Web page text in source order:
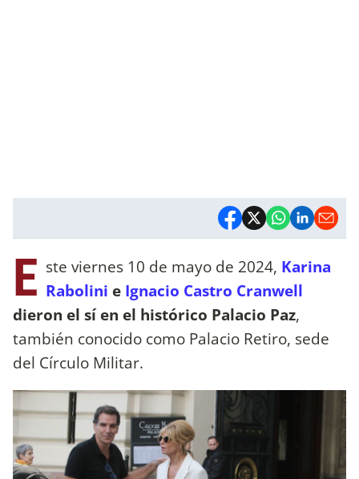
E ste viernes 10 de mayo de 2024, Karina
Rabolini e Ignacio Castro Cranwell
dieron el sí en el histórico Palacio Paz,
también conocido como Palacio Retiro, sede
del Círculo Militar.